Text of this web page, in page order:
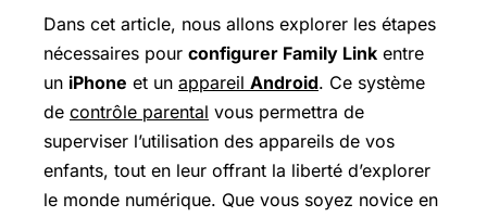
Dans cet article, nous allons explorer les étapes
nécessaires pour configurer Family Link entre
un iPhone et un appareil Android. Ce système
de contrôle parental vous permettra de
superviser l’utilisation des appareils de vos
enfants, tout en leur offrant la liberté d’explorer
le monde numérique. Que vous soyez novice en